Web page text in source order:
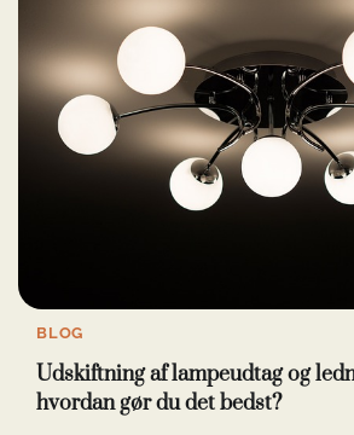
BLOG
Udskiftning af lampeudtag og
hvordan gør du det bedst?